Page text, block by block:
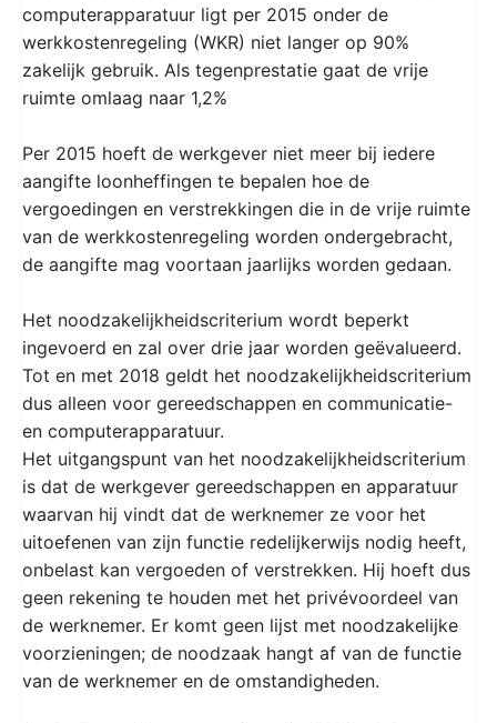
computerapparatuur ligt per 2015 onder de
werkkostenregeling (WKR) niet langer op 90%
zakelijk gebruik. Als tegenprestatie gaat de vrije
ruimte omlaag naar 1,2%
Per 2015 hoeft de werkgever niet meer bij iedere
aangifte loonheffingen te bepalen hoe de
vergoedingen en verstrekkingen die in de vrije ruimte
van de werkkostenregeling worden ondergebracht,
de aangifte mag voortaan jaarlijks worden gedaan.
Het noodzakelijkheidscriterium wordt beperkt
ingevoerd en zal over drie jaar worden geëvalueerd.
Tot en met 2018 geldt het noodzakelijkheidscriterium
dus alleen voor gereedschappen en communicatie-
en computerapparatuur.
Het uitgangspunt van het noodzakelijkheidscriterium
is dat de werkgever gereedschappen en apparatuur
waarvan hij vindt dat de werknemer ze voor het
uitoefenen van zijn functie redelijkerwijs nodig heeft,
onbelast kan vergoeden of verstrekken. Hij hoeft dus
geen rekening te houden met het privévoordeel van
de werknemer. Er komt geen lijst met noodzakelijke
voorzieningen; de noodzaak hangt af van de functie
van de werknemer en de omstandigheden.